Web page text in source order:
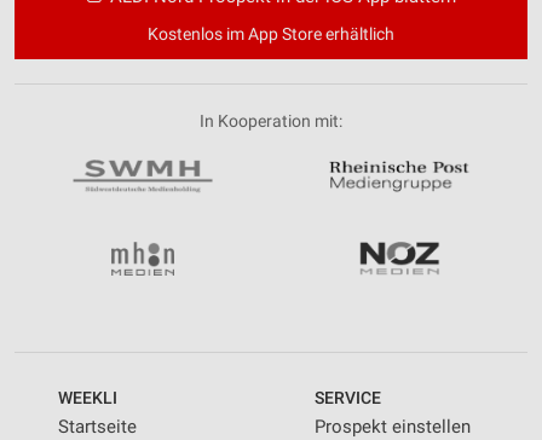
Kostenlos im App Store erhältlich
In Kooperation mit:
WEEKLI
Startseite
SERVICE
Prospekt einstellen